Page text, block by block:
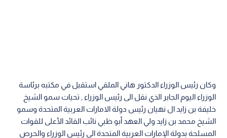
وكان رئيس الوزراء الدكتور هاني الملقي استقبل في مكتبه برئاسة
الوزراء اليوم الجابر الذي نقل الى رئيس الوزراء , تحيات سمو الشيخ
خليفة بن زايد ال نهيان رئيس دولة الامارات العربية المتحدة وسمو
الشيخ محمد بن زايد ولي العهد أبو ظبي نائب القائد الأعلى للقوات
المسلحة بدولة الإمارات العربية المتحدة الى رئيس الوزراء والحرص